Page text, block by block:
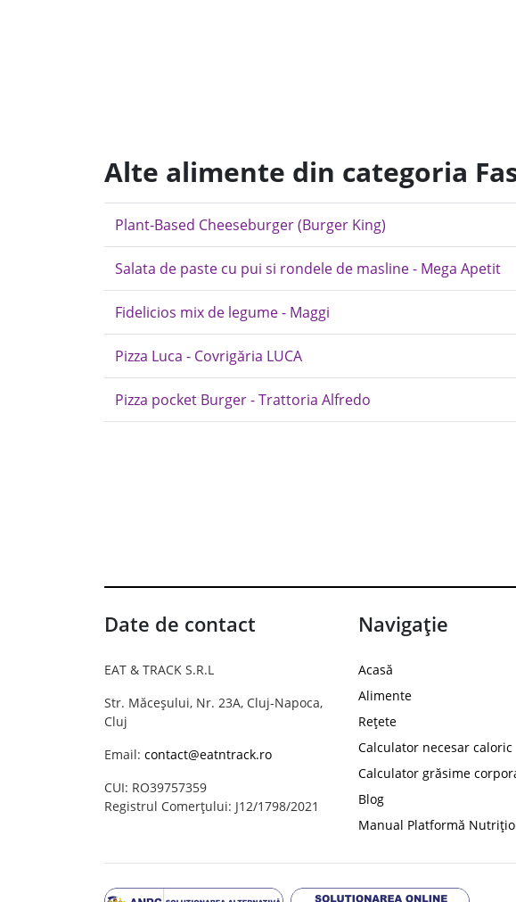
Alte alimente din categoria
Plant-Based Cheeseburger (Burger King)
Salata de paste cu pui si rondele de masline - Mega Apetit
Fidelicios mix de legume - Maggi
Pizza Luca - Covrigăria LUCA
Pizza pocket Burger - Trattoria Alfredo
Date de contact
EAT & TRACK S.R.L
Str. Măceșului, Nr. 23A, Cluj-Napoca,
Cluj
Email: contact@eatntrack.ro
CUI: RO39757359
Registrul Comerțului: J12/1798/2021
Navigație
Acasă
Alimente
Rețete
Calculator necesar caloric
Calculator grăsime
Blog
Manual Platformă